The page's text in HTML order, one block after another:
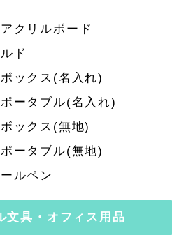
クリルボード
ド
ックス(名入れ)
ータブル(名入れ)
ックス(無地)
ータブル(無地)
ルペン
文具・オフィス用品